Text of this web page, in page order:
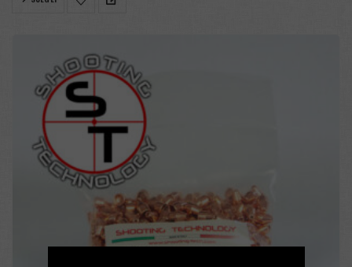
varianti.
opzioni
possono
essere
prodotto